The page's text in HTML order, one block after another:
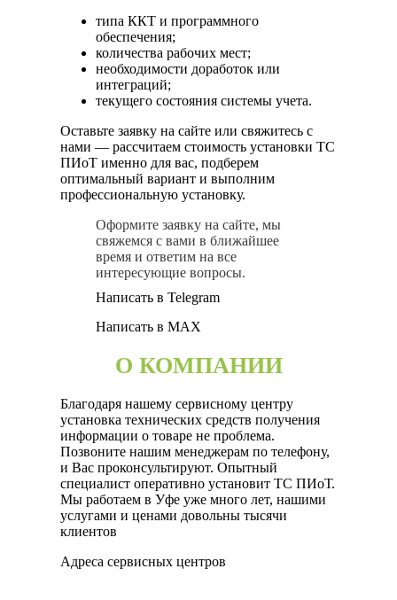
типа ККТ и программного
обеспечения;
количества рабочих мест;
необходимости доработок или
интеграций;
текущего состояния системы учета.
Оставьте заявку на сайте или свяжитесь с
нами — рассчитаем стоимость установки ТС
ПИоТ именно для вас, подберем
оптимальный вариант и выполним
профессиональную установку.
Оформите заявку на сайте, мы
свяжемся с вами в ближайшее
время и ответим на все
интересующие вопросы.
Написать в Telegram
Написать в MAX
О КОМПАНИИ
Благодаря нашему сервисному центру
установка технических средств получения
информации о товаре не проблема.
Позвоните нашим менеджерам по телефону,
и Вас проконсультируют. Опытный
специалист оперативно установит ТС ПИоТ.
Мы работаем в Уфе уже много лет, нашими
услугами и ценами довольны тысячи
клиентов
Адреса сервисных центров